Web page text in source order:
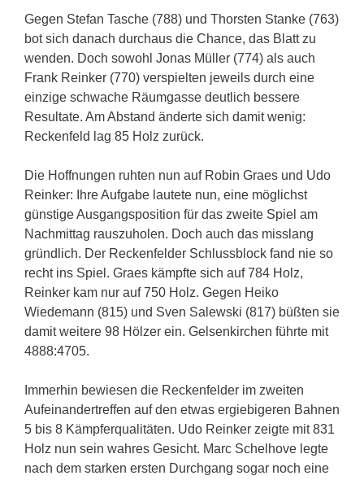
Gegen Stefan Tasche (788) und Thorsten Stanke (763)
bot sich danach durchaus die Chance, das Blatt zu
wenden. Doch sowohl Jonas Müller (774) als auch
Frank Reinker (770) verspielten jeweils durch eine
einzige schwache Räumgasse deutlich bessere
Resultate. Am Abstand änderte sich damit wenig:
Reckenfeld lag 85 Holz zurück.
Die Hoffnungen ruhten nun auf Robin Graes und Udo
Reinker: Ihre Aufgabe lautete nun, eine möglichst
günstige Ausgangsposition für das zweite Spiel am
Nachmittag rauszuholen. Doch auch das misslang
gründlich. Der Reckenfelder Schlussblock fand nie so
recht ins Spiel. Graes kämpfte sich auf 784 Holz,
Reinker kam nur auf 750 Holz. Gegen Heiko
Wiedemann (815) und Sven Salewski (817) büßten sie
damit weitere 98 Hölzer ein. Gelsenkirchen führte mit
4888:4705.
Immerhin bewiesen die Reckenfelder im zweiten
Aufeinandertreffen auf den etwas ergiebigeren Bahnen
5 bis 8 Kämpferqualitäten. Udo Reinker zeigte mit 831
Holz nun sein wahres Gesicht. Marc Schelhove legte
nach dem starken ersten Durchgang sogar noch eine